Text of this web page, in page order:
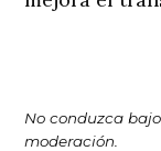
No conduzca
moderación.